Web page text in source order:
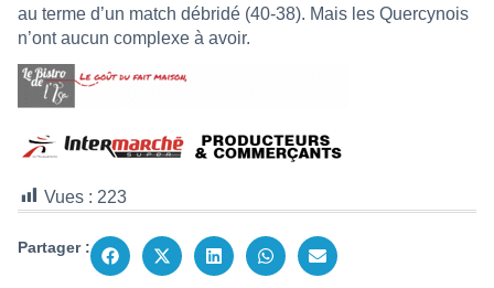
au terme d’un match débridé (40-38). Mais les Quercynois
n’ont aucun complexe à avoir.
Vues : 223
Partager :